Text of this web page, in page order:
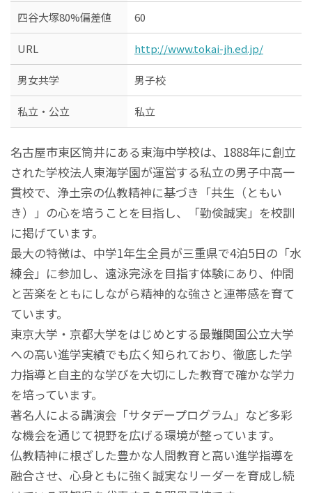
四谷大塚80%偏差値 60
URL http://www.tokai-jh.ed.jp/
男女共学 男子校
私立・公立 私立
名古屋市東区筒井にある東海中学校は、1888年に創立
された学校法人東海学園が運営する私立の男子中高一
貫校で、浄土宗の仏教精神に基づき「共生（ともい
き）」の心を培うことを目指し、「勤倹誠実」を校訓
に掲げています。
最大の特徴は、中学1年生全員が三重県で4泊5日の「水
練会」に参加し、遠泳完泳を目指す体験にあり、仲間
と苦楽をともにしながら精神的な強さと連帯感を育て
ています。
東京大学・京都大学をはじめとする最難関国公立大学
への高い進学実績でも広く知られており、徹底した学
力指導と自主的な学びを大切にした教育で確かな学力
を培っています。
著名人による講演会「サタデープログラム」など多彩
な機会を通じて視野を広げる環境が整っています。
仏教精神に根ざした豊かな人間教育と高い進学指導を
融合させ、心身ともに強く誠実なリーダーを育成し続